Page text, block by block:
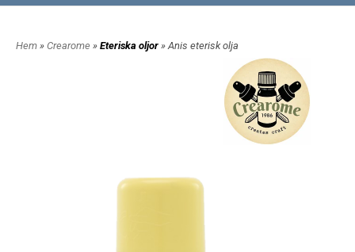
Hem » Crearome » Eteriska oljor » Anis eterisk olja